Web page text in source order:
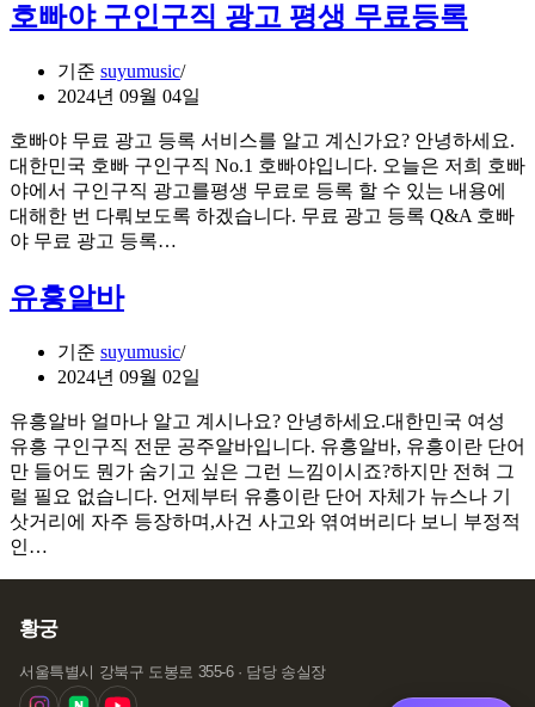
호빠야 구인구직 광고 평생 무료등록
기준 suyumusic
2024년 09월 04일
호빠야 무료 광고 등록 서비스를 알고 계신가요? 안녕하세요.
대한민국 호빠 구인구직 No.1 호빠야입니다. 오늘은 저희 호빠
야에서 구인구직 광고를평생 무료로 등록 할 수 있는 내용에
대해한 번 다뤄보도록 하겠습니다. 무료 광고 등록 Q&A 호빠
야 무료 광고 등록…
유흥알바
기준 suyumusic
2024년 09월 02일
유흥알바 얼마나 알고 계시나요? 안녕하세요.대한민국 여성
유흥 구인구직 전문 공주알바입니다. 유흥알바, 유흥이란 단어
만 들어도 뭔가 숨기고 싶은 그런 느낌이시죠?하지만 전혀 그
럴 필요 없습니다. 언제부터 유흥이란 단어 자체가 뉴스나 기
삿거리에 자주 등장하며,사건 사고와 엮여버리다 보니 부정적
인…
황궁
서울특별시 강북구 도봉로 355-6 · 담당 송실장